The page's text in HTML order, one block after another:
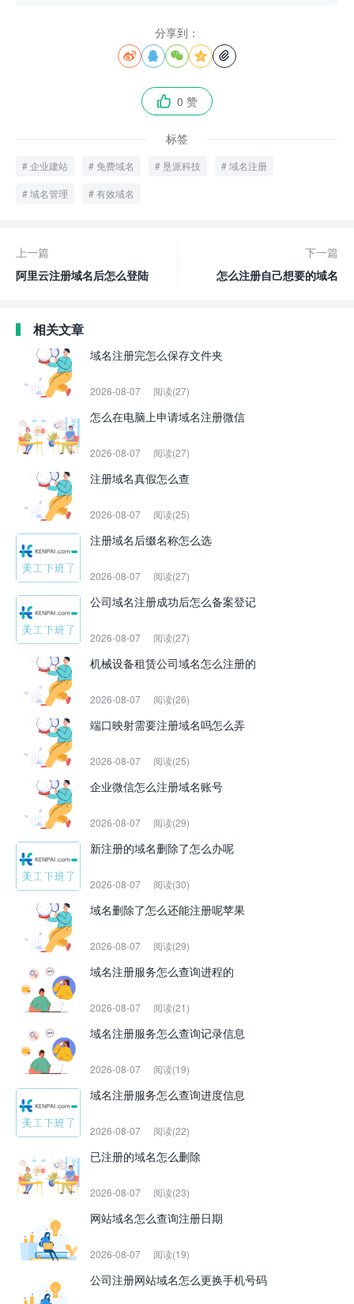
分享到：
    
 0 赞
标签
企业建站 免费域名 垦派科技 域名注册
域名管理 有效域名
上一篇
阿里云注册域名后怎么登陆
下一篇
怎么注册自己想要的域名
相关文章
域名注册完怎么保存文件夹
2026-08-07 阅读(27)
怎么在电脑上申请域名注册微信
2026-08-07 阅读(27)
注册域名真假怎么查
2026-08-07 阅读(25)
注册域名后缀名称怎么选
2026-08-07 阅读(27)
公司域名注册成功后怎么备案登记
2026-08-07 阅读(27)
机械设备租赁公司域名怎么注册的
2026-08-07 阅读(26)
端口映射需要注册域名吗怎么弄
2026-08-07 阅读(25)
企业微信怎么注册域名账号
2026-08-07 阅读(29)
新注册的域名删除了怎么办呢
2026-08-07 阅读(30)
域名删除了怎么还能注册呢苹果
2026-08-07 阅读(29)
域名注册服务怎么查询进程的
2026-08-07 阅读(21)
域名注册服务怎么查询记录信息
2026-08-07 阅读(19)
域名注册服务怎么查询进度信息
2026-08-07 阅读(22)
已注册的域名怎么删除
2026-08-07 阅读(23)
网站域名怎么查询注册日期
2026-08-07 阅读(19)
公司注册网站域名怎么更换手机号码